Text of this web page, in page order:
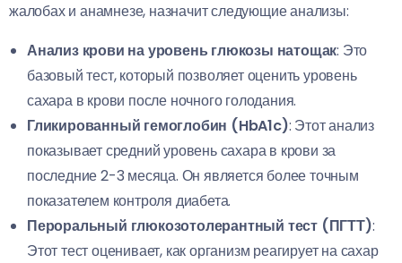
жалобах и анамнезе, назначит следующие анализы:
Анализ крови на уровень глюкозы натощак: Это
базовый тест, который позволяет оценить уровень
сахара в крови после ночного голодания.
Гликированный гемоглобин (HbA1c): Этот анализ
показывает средний уровень сахара в крови за
последние 2-3 месяца. Он является более точным
показателем контроля диабета.
Пероральный глюкозотолерантный тест (ПГТТ):
Этот тест оценивает, как организм реагирует на сахар